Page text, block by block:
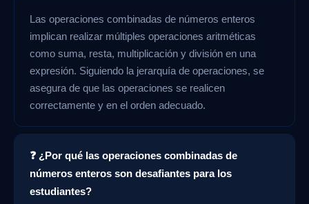
Las operaciones combinadas de números enteros
implican realizar múltiples operaciones aritméticas
como suma, resta, multiplicación y división en una
expresión. Siguiendo la jerarquía de operaciones, se
asegura de que las operaciones se realicen
correctamente y en el orden adecuado.
❓ ¿Por qué las operaciones combinadas de
números enteros son desafiantes para los
estudiantes?